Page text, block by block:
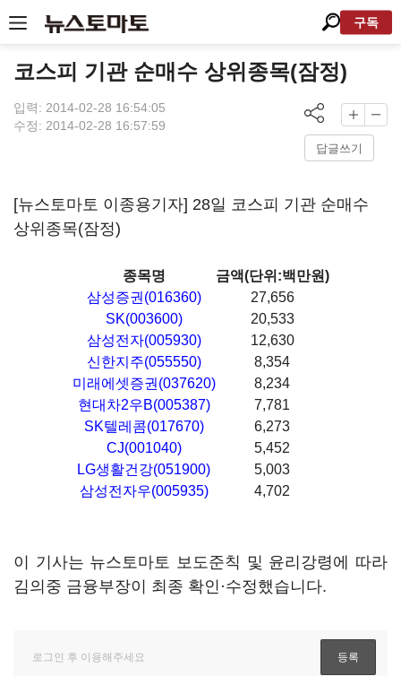
구독
코스피 기관 순매수 상위종목(잠정)
입력: 2014-02-28 16:54:05
수정: 2014-02-28 16:57:59
답글쓰기
[뉴스토마토 이종용기자] 28일 코스피 기관 순매수
상위종목(잠정)
종목명
금액(단위:백만원)
삼성증권(016360)
27,656
SK(003600)
20,533
삼성전자(005930)
12,630
신한지주(055550)
8,354
미래에셋증권(037620)
8,234
현대차2우B(005387)
7,781
SK텔레콤(017670)
6,273
CJ(001040)
5,452
LG생활건강(051900)
5,003
삼성전자우(005935)
4,702
이 기사는 뉴스토마토 보도준칙 및 윤리강령에 따라
김의중 금융부장이 최종 확인·수정했습니다.